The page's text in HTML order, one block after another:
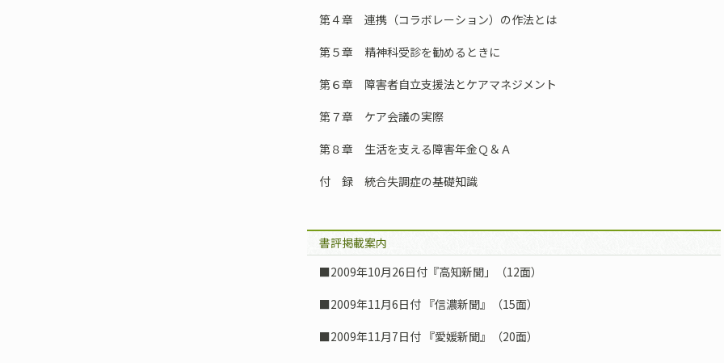
第４章 連携（コラボレーション）の作法とは
第５章 精神科受診を勧めるときに
第６章 障害者自立支援法とケアマネジメント
第７章 ケア会議の実際
第８章 生活を支える障害年金Ｑ＆Ａ
付 録 統合失調症の基礎知識
書評掲載案内
■2009年10月26日付『高知新聞」（12面）
■2009年11月6日付 『信濃新聞』（15面）
■2009年11月7日付 『愛媛新聞』（20面）